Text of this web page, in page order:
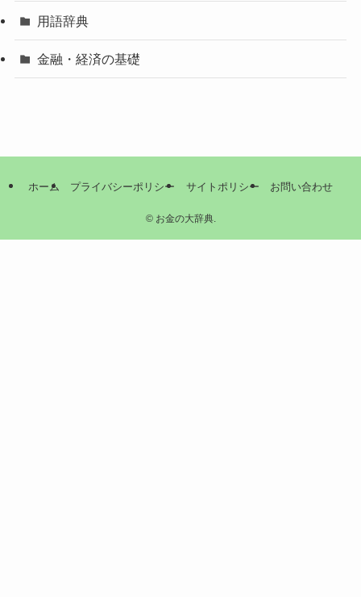
用語辞典
金融・経済の基礎
ホーム プライバシーポリシー サイトポリシー お問い合わせ
©お金の大辞典.